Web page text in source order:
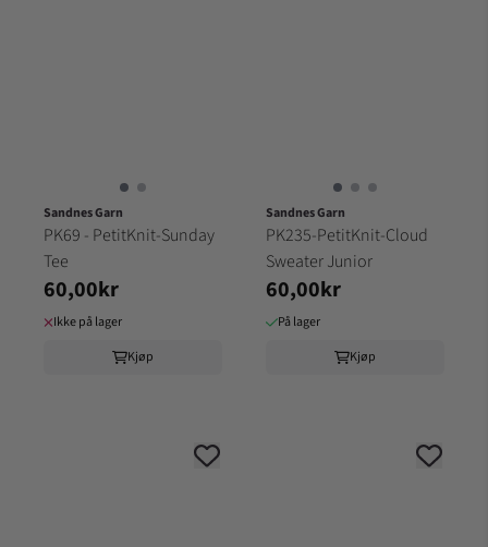
Sandnes Garn
PK69 - PetitKnit-Sunday
Tee
60,00kr
Ikke på lager
Kjøp
Sandnes Garn
PK235-PetitKnit-Cloud
Sweater Junior
60,00kr
På lager
Kjøp